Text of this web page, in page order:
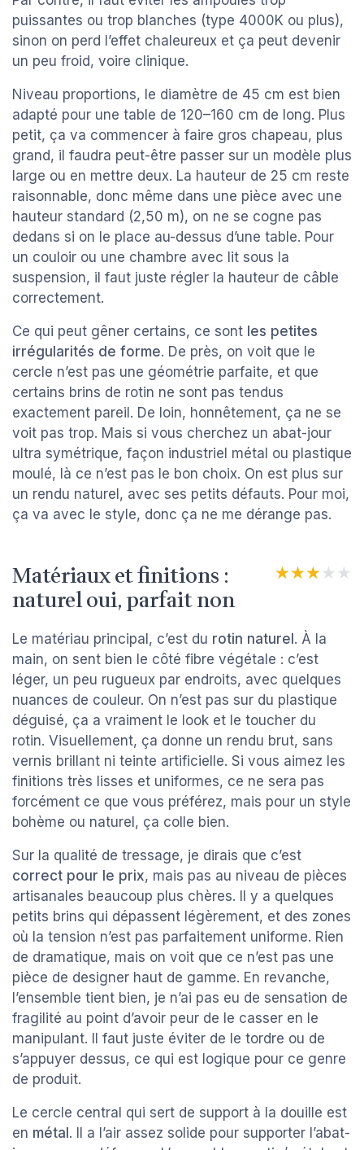
puissantes ou trop blanches (type 4000K ou plus),
sinon on perd l’effet chaleureux et ça peut devenir
un peu froid, voire clinique.
Niveau proportions, le diamètre de 45 cm est bien
adapté pour une table de 120–160 cm de long. Plus
petit, ça va commencer à faire gros chapeau, plus
grand, il faudra peut-être passer sur un modèle plus
large ou en mettre deux. La hauteur de 25 cm reste
raisonnable, donc même dans une pièce avec une
hauteur standard (2,50 m), on ne se cogne pas
dedans si on le place au-dessus d’une table. Pour
un couloir ou une chambre avec lit sous la
suspension, il faut juste régler la hauteur de câble
correctement.
Ce qui peut gêner certains, ce sont les petites
irrégularités de forme. De près, on voit que le
cercle n’est pas une géométrie parfaite, et que
certains brins de rotin ne sont pas tendus
exactement pareil. De loin, honnêtement, ça ne se
voit pas trop. Mais si vous cherchez un abat-jour
ultra symétrique, façon industriel métal ou plastique
moulé, là ce n’est pas le bon choix. On est plus sur
un rendu naturel, avec ses petits défauts. Pour moi,
ça va avec le style, donc ça ne me dérange pas.
Matériaux et finitions :
naturel oui, parfait non
★★★★★
★★★★★
Le matériau principal, c’est du rotin naturel . À la
main, on sent bien le côté fibre végétale : c’est
léger, un peu rugueux par endroits, avec quelques
nuances de couleur. On n’est pas sur du plastique
déguisé, ça a vraiment le look et le toucher du
rotin. Visuellement, ça donne un rendu brut, sans
vernis brillant ni teinte artificielle. Si vous aimez les
finitions très lisses et uniformes, ce ne sera pas
forcément ce que vous préférez, mais pour un style
bohème ou naturel, ça colle bien.
Sur la qualité de tressage, je dirais que c’est
correct pour le prix, mais pas au niveau de pièces
artisanales beaucoup plus chères. Il y a quelques
petits brins qui dépassent légèrement, et des zones
où la tension n’est pas parfaitement uniforme. Rien
de dramatique, mais on voit que ce n’est pas une
pièce de designer haut de gamme. En revanche,
l’ensemble tient bien, je n’ai pas eu de sensation de
fragilité au point d’avoir peur de le casser en le
manipulant. Il faut juste éviter de le tordre ou de
s’appuyer dessus, ce qui est logique pour ce genre
de produit.
Le cercle central qui sert de support à la douille est
en métal . Il a l’air assez solide pour supporter l’abat-